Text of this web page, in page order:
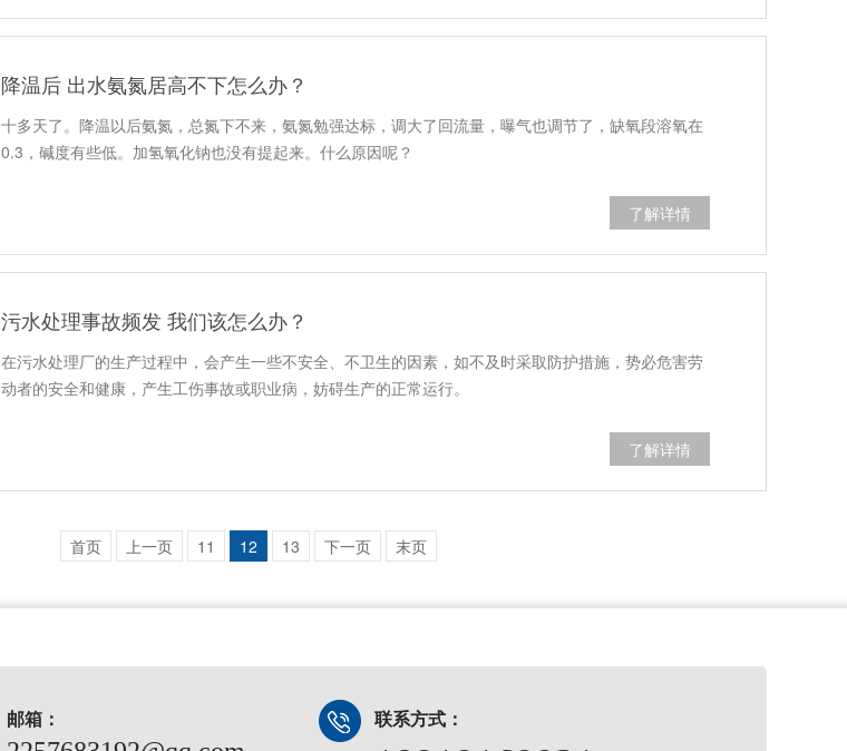
降温后 出水氨氮居高不下怎么办？
十多天了。降温以后氨氮，总氮下不来，氨氮勉强达标，调大了回流量，曝气也调节了，缺氧段溶氧在
0.3，碱度有些低。加氢氧化钠也没有提起来。什么原因呢？
了解详情
污水处理事故频发 我们该怎么办？
在污水处理厂的生产过程中，会产生一些不安全、不卫生的因素，如不及时采取防护措施，势必危害劳
动者的安全和健康，产生工伤事故或职业病，妨碍生产的正常运行。
了解详情
首页 上一页 11 12 13 下一页 末页
邮箱： 联系方式：